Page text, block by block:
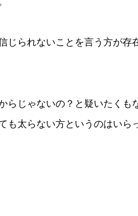
じられないことを言う方が存
じゃないの？と疑いたくも
太らない方というのはいら